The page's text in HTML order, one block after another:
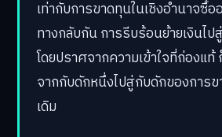
เท่ากับการขาดทุนในเชิงอำนาจซื้
ทางกลับกัน การรีบร้อนย้ายเงินไ
โดยปราศจากความเข้าใจที่ถ่องแ
จากกับดักหนึ่งไปสู่กับดักของการ
เดิม